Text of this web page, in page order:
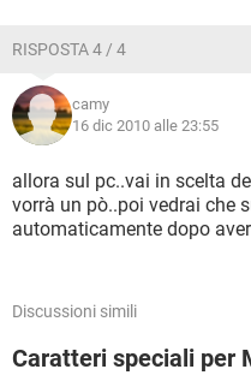
RISPOSTA 4 / 4
camy
16 dic 2010 alle 23:55
allora sul pc..vai in scelta
vorrà un pò..poi vedrai che
automaticamente dopo
Discussioni simili
Caratteri speciali per